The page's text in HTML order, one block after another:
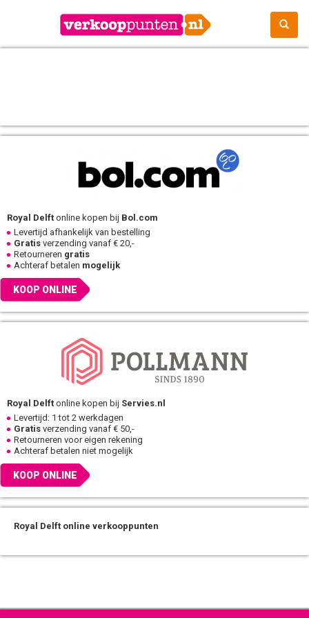
Royal Delft online kopen bij Bol.com
Levertijd afhankelijk van bestelling
Gratis verzending vanaf € 20,-
Retourneren gratis
Achteraf betalen mogelijk
KOOP ONLINE
Royal Delft online kopen bij Servies.nl
Levertijd: 1 tot 2 werkdagen
Gratis verzending vanaf € 50,-
Retourneren voor eigen rekening
Achteraf betalen niet mogelijk
KOOP ONLINE
Royal Delft online verkooppunten